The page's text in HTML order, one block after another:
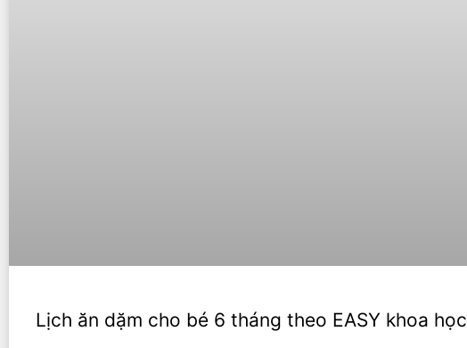
Lịch ăn dặm cho bé 6 tháng theo EASY khoa học